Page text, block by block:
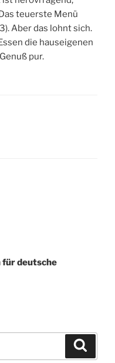
teuerste Menü
Aber das lohnt sich.
die hauseigenen
pur.
deutsche